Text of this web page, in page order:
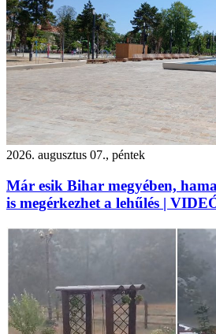
2026. augusztus 07., péntek
Már esik Bihar megyében,
is megérkezhet a lehűlés |